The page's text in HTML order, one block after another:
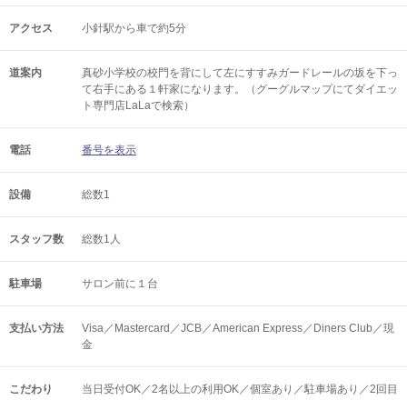
アクセス 小針駅から車で約5分
道案内
真砂小学校の校門を背にして左にすすみガードレールの坂を下っ
て右手にある１軒家になります。（グーグルマップにてダイエッ
ト専門店LaLaで検索）
電話 番号を表示
設備 総数1
スタッフ数 総数1人
駐車場 サロン前に１台
支払い方法
Visa／Mastercard／JCB／American Express／Diners Club／現
金
こだわり
当日受付OK／2名以上の利用OK／個室あり／駐車場あり／2回目